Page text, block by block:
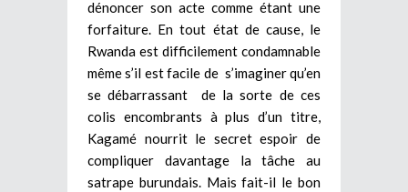
dénoncer son acte comme étant une
forfaiture. En tout état de cause, le
Rwanda est difficilement condamnable
même s’il est facile de s’imaginer qu’en
se débarrassant de la sorte de ces
colis encombrants à plus d’un titre,
Kagamé nourrit le secret espoir de
compliquer davantage la tâche au
satrape burundais. Mais fait-il le bon